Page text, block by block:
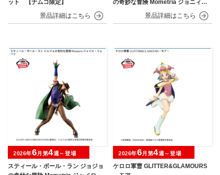
ット 【ナムコ限定】
の奇妙な冒険 Mometria ジョニィ・
ジョースター
スティール・ボール・ラン ジョジョ
2026年6月第4週～登場
ケロロ軍曹 GLITTER&GLAMOURS
2026年6月第4週～登場